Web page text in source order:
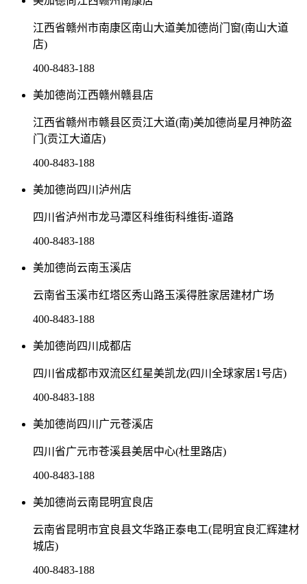
江西省赣州市南康区南山大道美加德尚门窗(南山大道
店)
400-8483-188
美加德尚江西赣州赣县店
江西省赣州市赣县区贡江大道(南)美加德尚星月神防盗
门(贡江大道店)
400-8483-188
美加德尚四川泸州店
四川省泸州市龙马潭区科维街科维街-道路
400-8483-188
美加德尚云南玉溪店
云南省玉溪市红塔区秀山路玉溪得胜家居建材广场
400-8483-188
美加德尚四川成都店
四川省成都市双流区红星美凯龙(四川全球家居1号店)
400-8483-188
美加德尚四川广元苍溪店
四川省广元市苍溪县美居中心(杜里路店)
400-8483-188
美加德尚云南昆明宜良店
云南省昆明市宜良县文华路正泰电工(昆明宜良汇辉建材
城店)
400-8483-188